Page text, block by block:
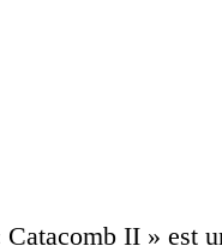
II » est